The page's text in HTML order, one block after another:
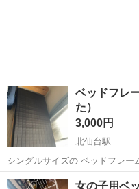
ベッドフレ
た）
3,000円
北仙台駅
シングルサイズの ベッドフレームと
3枚目画像に記載されております
宮城 仙台市 北仙台駅
女の子用ベ